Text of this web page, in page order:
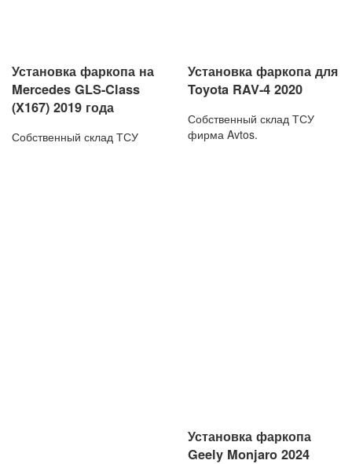
Установка фаркопа на
Mercedes GLS-Class
(X167) 2019 года
Собственный склад ТСУ
Установка фаркопа для
Toyota RAV-4 2020
Собственный склад ТСУ
фирма Avtos.
Установка фаркопа
Geely Monjaro 2024